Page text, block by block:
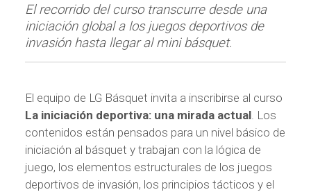
El recorrido del curso transcurre desde una
iniciación global a los juegos deportivos de
invasión hasta llegar al mini básquet.
El equipo de LG Básquet invita a inscribirse al curso
La iniciación deportiva: una mirada actual. Los
contenidos están pensados para un nivel básico de
iniciación al básquet y trabajan con la lógica de
juego, los elementos estructurales de los juegos
deportivos de invasión, los principios tácticos y el